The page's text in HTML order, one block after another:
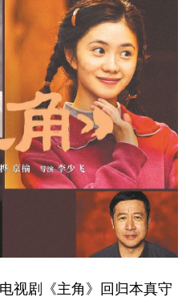
视剧《主角》回归本真守